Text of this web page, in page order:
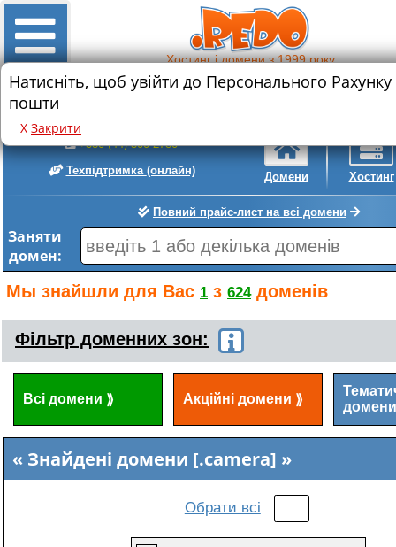
Хостинг і домени з 1999 року
Знижка на реєстрацію нового домену
+380 (44) 300-2780
Техпідтримка (онлайн) Домени Хостинг
Повний прайс-лист на всі домени
Заняти
домен:
Натисніть, щоб увійти до Персонального
пошти
Х Закрити
Мы знайшли для Вас 1 з 624доменів
Фільтр доменних зон:
Всі домени ⟫ Акційні домени ⟫
домени
Знайдені домени [.camera]
Обрати всі